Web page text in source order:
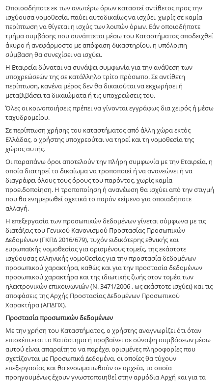
Οποιοσδήποτε εκ των ανωτέρω όρων καταστεί αντίθετος προς την
ισχύουσα νομοθεσία, παύει αυτοδικαίως να ισχύει, χωρίς σε καμία
περίπτωση να θίγεται η ισχύς των λοιπών όρων. Εάν οποιοδήποτε
τμήμα συμβάσης που συνάπτεται μέσω του Καταστήματος αποδειχθεί
άκυρο ή ανεφάρμοστο με απόφαση δικαστηρίου, η υπόλοιπη
σύμβαση θα συνεχίσει να ισχύει.
Η Εταιρεία δύναται να συνάψει συμφωνία για την ανάθεση των
υποχρεώσεών της σε κατάλληλο τρίτο πρόσωπο. Σε αντίθετη
περίπτωση, κανένα μέρος δεν θα δικαιούται να εκχωρήσει ή
μεταβιβάσει τα δικαιώματα ή τις υποχρεώσεις του.
Όλες οι κοινοποιήσεις πρέπει να γίνονται εγγράφως δια χειρός ή μέσω
ταχυδρομείου.
Σε περίπτωση χρήσης του καταστήματος από άλλη χώρα εκτός
Ελλάδας, ο χρήστης υποχρεούται να τηρεί και τη νομοθεσία της
χώρας αυτής.
Οι παραπάνω όροι αποτελούν την πλήρη συμφωνία με την Εταιρεία, η
οποία διατηρεί το δικαίωμα να τροποποιεί ή να ανανεώνει ή να
διαγράφει όλους τους όρους του παρόντος, χωρίς καμία
προειδοποίηση. Η τροποποίηση ή ανανέωση θα ισχύει από την στιγμή
που θα ενημερωθεί σχετικά το παρόν κείμενο για οποιαδήποτε
αλλαγή.
Η επεξεργασία των προσωπικών δεδομένων γίνεται σύμφωνα με τις
διατάξεις του Γενικού Κανονισμού Προστασίας Προσωπικών
Δεδομένων (ΓΚΠΔ 2016/679), τυχόν ειδικότερης εθνικής και
ευρωπαϊκής νομοθεσίας για ορισμένους τομείς, της εκάστοτε
ισχύουσας ελληνικής νομοθεσίας για την προστασία δεδομένων
προσωπικού χαρακτήρα, καθώς και για την προστασία δεδομένων
προσωπικού χαρακτήρα και της ιδιωτικής ζωής στον τομέα των
ηλεκτρονικών επικοινωνιών (Ν. 3471/2006 , ως εκάστοτε ισχύει) και τις
αποφάσεις της Αρχής Προστασίας Δεδομένων Προσωπικού
Χαρακτήρα (ΑΠΔΠΧ).
Προστασία προσωπικών δεδομένων
Με την χρήση του Καταστήματος, ο χρήστης αναγνωρίζει ότι όταν
επισκέπτεται το Κατάστημα ή προβαίνει σε σύναψη συμβάσεων μέσω
αυτού είναι απαραίτητο να παρέχει ορισμένες πληροφορίες που
σχετίζονται με Προσωπικά Δεδομένα, οι οποίες θα τύχουν
επεξεργασίας και θα ενσωματωθούν σε αρχεία, τα οποία
προηγουμένως έχουν γνωστοποιηθεί στην αρμόδια Αρχή και για τα